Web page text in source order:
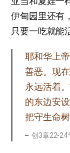
伊甸园里还有
只要一吃就能
耶和华上
善恶。现
永远活着
的东边安
把守生命树
创3章22-24